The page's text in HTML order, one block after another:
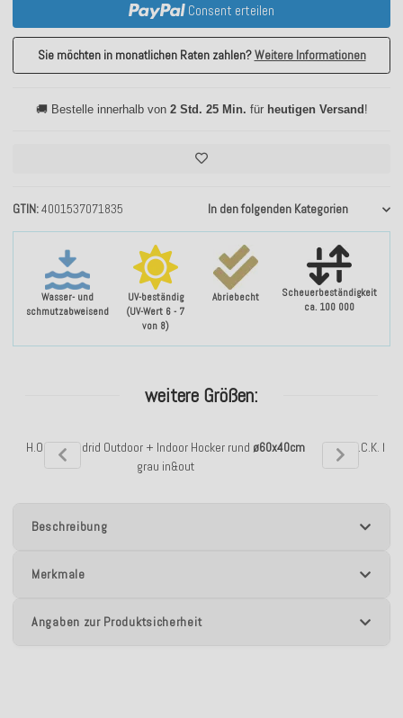
Wasser- und
schmutzabweisend
UV-beständig
(UV-Wert 6 - 7
von 8)
Abriebecht
Scheuerbeständigkeit
ca. 100 000
GTIN 4001537071835 In den folgenden Kategorien
Consent erteilen
Sie möchten in monatlichen Raten zahlen?Weitere Informationen
🚚 Bestelle innerhalb von 2 Std. 25 Min. für heutigen Versand!
weitere Größen:
H.O.C.K. Madrid Outdoor + Indoor Hocker rund ø60x40cm
grau in&out
H.O.C.K.
Beschreibung
Merkmale
Angaben zur Produktsicherheit